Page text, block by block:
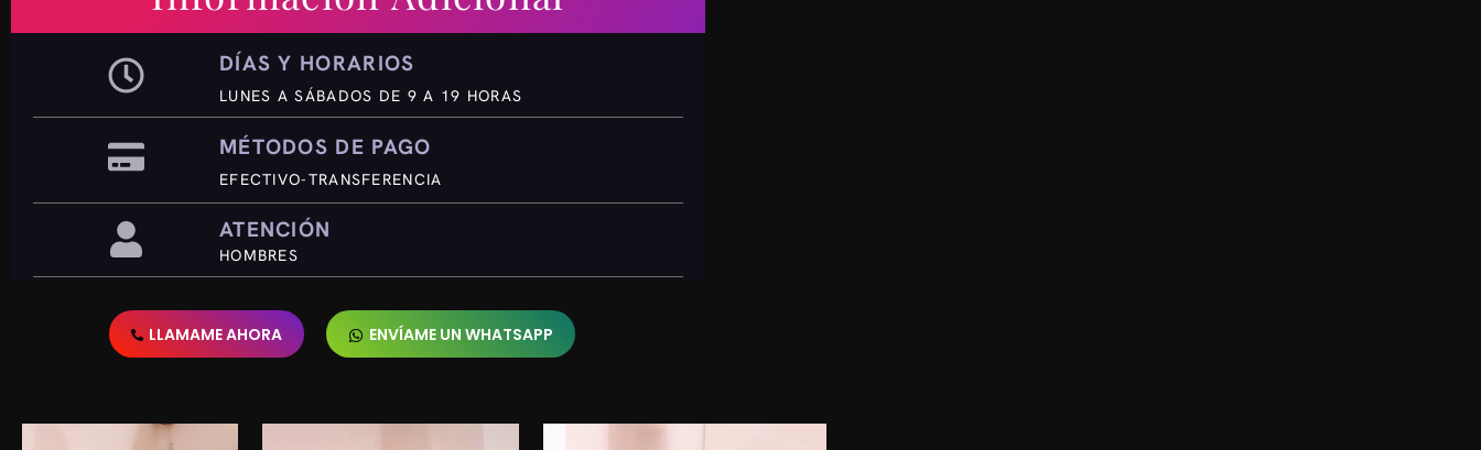
DÍAS Y HORARIOS
LUNES A SÁBADOS DE 9 A 19 HORAS
MÉTODOS DE PAGO
EFECTIVO-TRANSFERENCIA
ATENCIÓN
HOMBRES
LLAMAME AHORA ENVÍAME UN WHATSAPP